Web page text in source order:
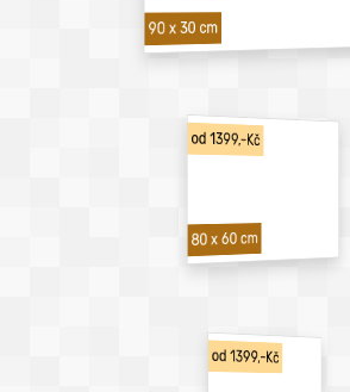
90 x 30 cm
od 1399,-Kč
80 x 60 cm
od 1399,-Kč